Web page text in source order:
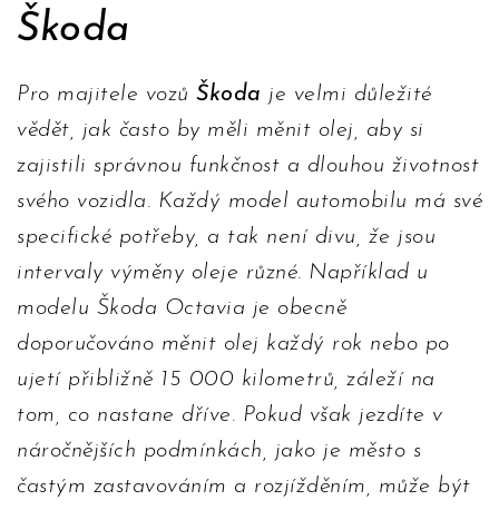
Škoda
Pro majitele vozů Škoda je velmi důležité
vědět, jak často by měli měnit olej, aby si
zajistili správnou funkčnost a dlouhou životnost
svého vozidla. Každý model automobilu má své
specifické potřeby, a tak není divu, že jsou
intervaly výměny oleje různé. Například u
modelu Škoda Octavia je obecně
doporučováno měnit olej každý rok nebo po
ujetí přibližně 15 000 kilometrů, záleží na
tom, co nastane dříve. Pokud však jezdíte v
náročnějších podmínkách, jako je město s
častým zastavováním a rozjížděním, může být